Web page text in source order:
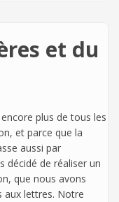
et du
plus de tous les
et parce que la
aussi par
décidé de réaliser un
que nous avons
aux lettres. Notre